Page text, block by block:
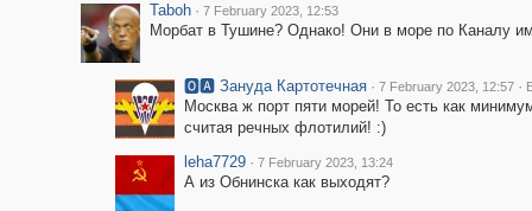
Taboh · 7 February 2023, 12:53
Морбат в Тушине? Однако! Они в море по Каналу
🅾🅰 Зануда Картотечная · 7 February 2023, 12:57 ·
Москва ж порт пяти морей! То есть как
считая речных флотилий! :)
leha7729 · 7 February 2023, 13:24
А из Обнинска как выходят?